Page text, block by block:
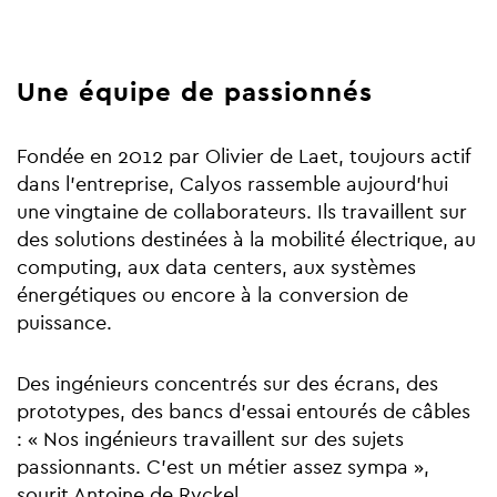
Une équipe de passionnés
Fondée en 2012 par Olivier de Laet, toujours actif
dans l’entreprise, Calyos rassemble aujourd’hui
une vingtaine de collaborateurs. Ils travaillent sur
des solutions destinées à la mobilité électrique, au
computing, aux data centers, aux systèmes
énergétiques ou encore à la conversion de
puissance.
Des ingénieurs concentrés sur des écrans, des
prototypes, des bancs d’essai entourés de câbles
: « Nos ingénieurs travaillent sur des sujets
passionnants. C’est un métier assez sympa »,